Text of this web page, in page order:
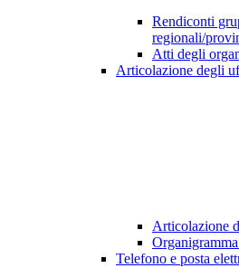
Rendiconti
regionali/
Atti degli
Articolazione degli
Articolazione
Organigramma
Telefono e posta